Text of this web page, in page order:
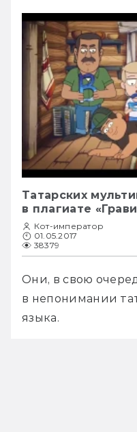
Татарских
в плагиате
Кот-император
01.05.2017
38379
Они, в свою
в непонимании
языка.